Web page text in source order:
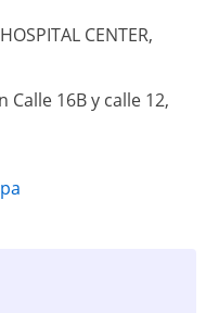
CENTER,
16B y calle 12,